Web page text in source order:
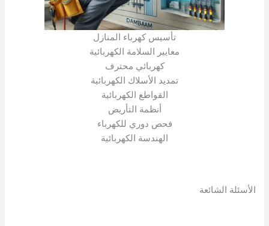
تأسيس كهرباء المنازل
معايير السلامة الكهربائية
كهربائي محترف
تمديد الأسلاك الكهربائية
القواطع الكهربائية
أنظمة التأريض
فحص دوري للكهرباء
الهندسة الكهربائية
الأسئلة الشائعة